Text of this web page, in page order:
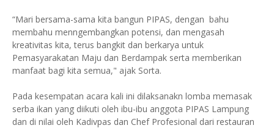
“Mari bersama-sama kita bangun PIPAS, dengan bahu
membahu menngembangkan potensi, dan mengasah
kreativitas kita, terus bangkit dan berkarya untuk
Pemasyarakatan Maju dan Berdampak serta memberikan
manfaat bagi kita semua," ajak Sorta.
Pada kesempatan acara kali ini dilaksanakn lomba memasak
serba ikan yang diikuti oleh ibu-ibu anggota PIPAS Lampung
dan di nilai oleh Kadivpas dan Chef Profesional dari restauran